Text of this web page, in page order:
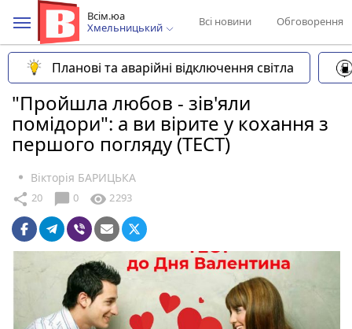
Всім.юа
Хмельницький
Всі новини Обговорення
Планові та аварійні відключення світла
"Пройшла любов - зів'яли
помідори": а ви вірите у кохання з
першого погляду (ТЕСТ)
Вікторія БАРИЦЬКА
share 20 chat_bubble 0 visibility 2293